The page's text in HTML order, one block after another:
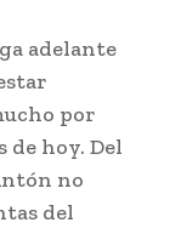
adelante
por
de hoy. Del
no
del